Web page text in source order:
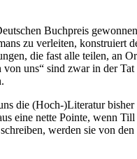
Buchpreis
zu verleiten,
die fast alle teilen, an
uns“ sind zwar in der Tat
die (Hoch-)Literatur
eine nette Pointe, wenn
werden sie von